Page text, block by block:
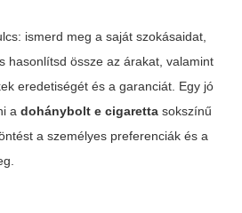
ismerd meg a saját szokásaidat,
hasonlítsd össze az árakat, valamint
eredetiségét és a garanciát. Egy jó
a dohánybolt e cigaretta sokszínű
a személyes preferenciák és a